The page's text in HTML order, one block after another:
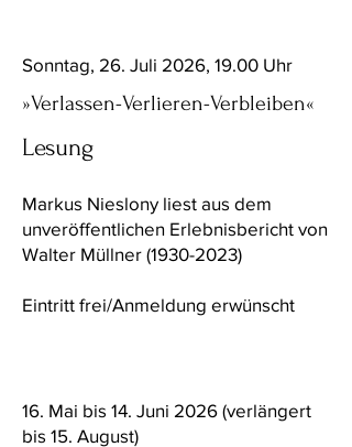
Sonntag, 26. Juli 2026, 19.00 Uhr
»Verlassen-Verlieren-Verbleiben«
Lesung
Markus Nieslony liest aus dem
unveröffentlichen Erlebnisbericht von
Walter Müllner (1930-2023)
Eintritt frei/Anmeldung erwünscht
16. Mai bis 14. Juni 2026 (verlängert
bis 15. August)